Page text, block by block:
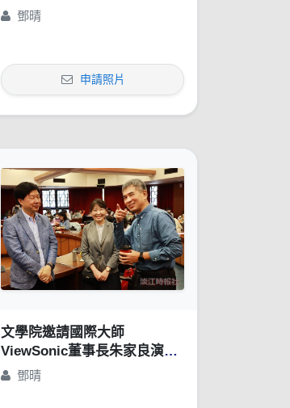
「苦幹、實幹，還得用對方
鄧晴
申請照片
文學院邀請國際大師
ViewSonic董事長朱家良演講
「苦幹、實幹，還得用對方
鄧晴